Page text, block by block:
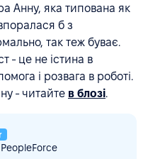
Анну, яка типована як
б з
так теж буває.
- це не істина в
і розвага в роботі.
- читайте в блозі.
PeopleForce